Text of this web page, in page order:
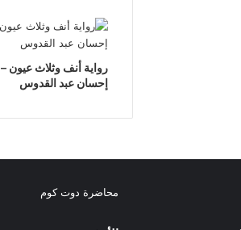
رواية أنف وثلاث عيون –
إحسان عبد القدوس
محاضرة دوت كوم